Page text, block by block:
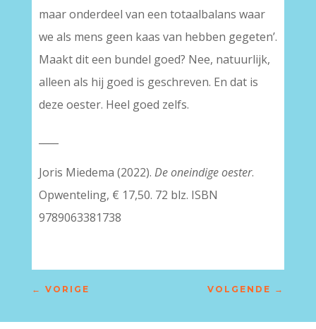
maar onderdeel van een totaalbalans waar
we als mens geen kaas van hebben gegeten’.
Maakt dit een bundel goed? Nee, natuurlijk,
alleen als hij goed is geschreven. En dat is
deze oester. Heel goed zelfs.
Joris Miedema (2022). De oneindige oester.
Opwenteling, € 17,50. 72 blz. ISBN
9789063381738
← VORIGE VOLGENDE →